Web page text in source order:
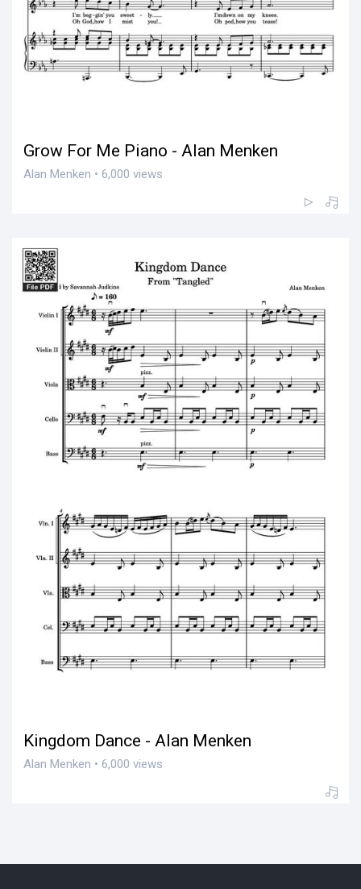
Grow For Me Piano - Alan Menken
Alan Menken • 6,000 views
Kingdom Dance - Alan Menken
Alan Menken • 6,000 views